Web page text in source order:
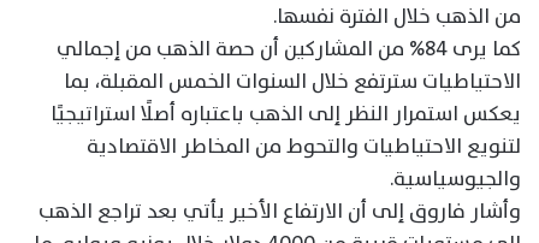
من الذهب خلال الفترة نفسها.
كما يرى 84% من المشاركين أن حصة الذهب من إجمالي
الاحتياطيات سترتفع خلال السنوات الخمس المقبلة، بما
يعكس استمرار النظر إلى الذهب باعتباره أصلًا استراتيجيًا
لتنويع الاحتياطيات والتحوط من المخاطر الاقتصادية
والجيوسياسية.
وأشار فاروق إلى أن الارتفاع الأخير يأتي بعد تراجع الذهب